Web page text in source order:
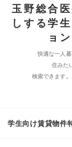
玉野総合
しする学
ョ
快適な一人
住みた
検索できます
学生向け賃貸物件